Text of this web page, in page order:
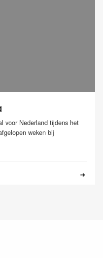
voor Nederland tijdens het
weken bij